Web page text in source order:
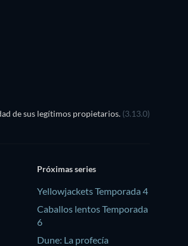
de sus legítimos propietarios. (3.13.0)
Próximas series
Yellowjackets Temporada 4
Caballos lentos Temporada
6
Dune: La profecía